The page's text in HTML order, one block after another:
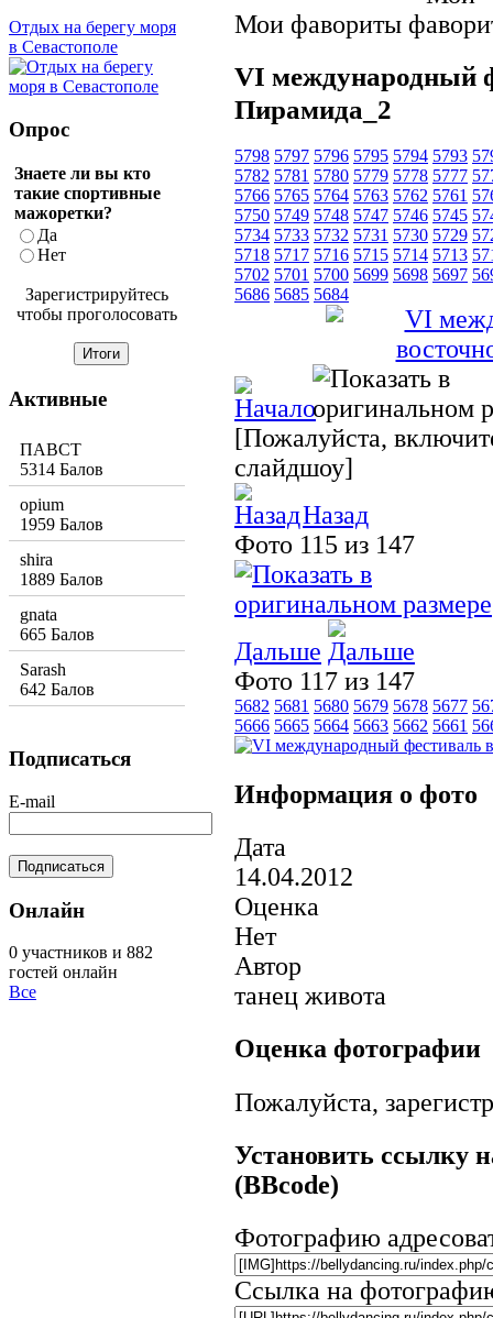
Мои фавориты
VI международный
Пирамида_2
5798 5797 5796 5795 5794 5793
5782 5781 5780 5779 5778 5777
5766 5765 5764 5763 5762 5761
5750 5749 5748 5747 5746 5745
5734 5733 5732 5731 5730 5729
5718 5717 5716 5715 5714 5713
5702 5701 5700 5699 5698 5697
5686 5685 5684
[Пожалуйста,
слайдшоу]
Назад
Фото 115 из 147
Дальше
Фото 117 из 147
5682 5681 5680 5679 5678 5677
5666 5665 5664 5663 5662 5661
Информация о фото
Дата
14.04.2012
Оценка
Нет
Автор
танец живота
Оценка фотографии
Пожалуйста,
Установить ссылку
(BBcode)
Фотографию
Ссылка на
Отдых на берегу моря
в Севастополе
Опрос
Знаете ли вы кто
такие спортивные
мажоретки?
Да
Нет
Зарегистрируйтесь
чтобы проголосовать
Активные
ПАВСТ
5314 Балов
opium
1959 Балов
shira
1889 Балов
gnata
665 Балов
Sarash
642 Балов
Подписаться
E-mail
Онлайн
0 участников и 882
гостей онлайн
Все